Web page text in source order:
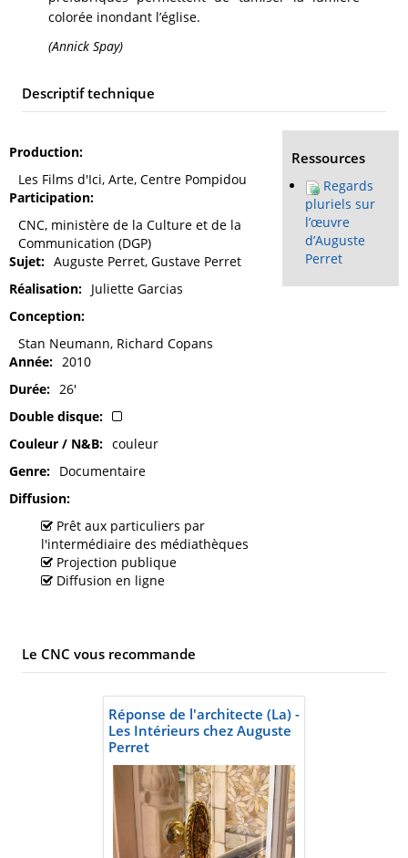
colorée inondant l’église.
(Annick Spay)
Descriptif technique
Production
Les Films d'Ici, Arte, Centre Pompidou
Participation
CNC, ministère de la Culture et de la
Communication (DGP)
Sujet
Auguste Perret, Gustave Perret
Réalisation
Juliette Garcias
Conception
Stan Neumann, Richard Copans
Année
2010
Durée
26'
Double disque
Couleur / N&B
couleur
Genre
Documentaire
Diffusion
Prêt aux particuliers par
l'intermédiaire des médiathèques
Projection publique
Diffusion en ligne
Ressources
Regards
pluriels sur
l’œuvre
d’Auguste
Perret
Le CNC vous recommande
Réponse de l'architecte (La) -
Les Intérieurs chez Auguste
Perret